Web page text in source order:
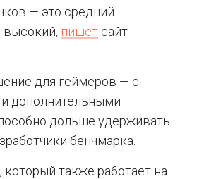
— это средний
высокий, пишет сайт
для геймеров — с
дополнительными
дольше удерживать
бенчмарка.
также работает на